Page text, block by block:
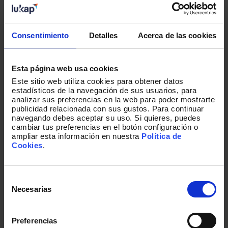
Consentimiento Detalles Acerca de las cookies
Esta página web usa cookies
Este sitio web utiliza cookies para obtener datos
estadísticos de la navegación de sus usuarios, para
analizar sus preferencias en la web para poder mostrarte
publicidad relacionada con sus gustos. Para continuar
navegando debes aceptar su uso. Si quieres, puedes
cambiar tus preferencias en el botón configuración o
ampliar esta información en nuestra Política de
Cookies.
Necesarias
Preferencias
Nuestros últimos artículos
nuestros equipos, sobre nuestras
capacidades, nuestro día a día y nuestra
pasión.